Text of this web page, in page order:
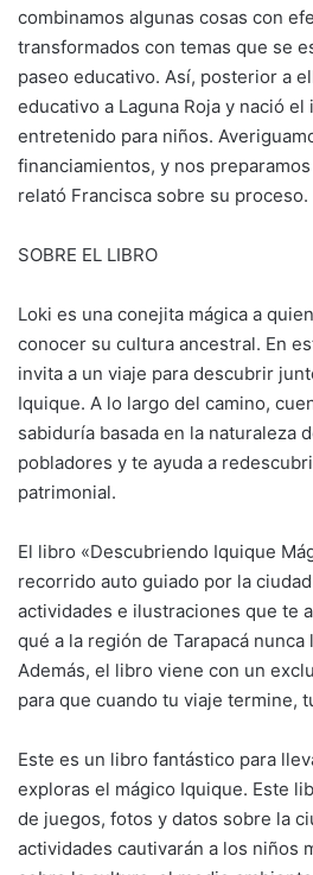
combinamos algunas cosas con
transformados con temas que se
paseo educativo. Así, posterior a
educativo a Laguna Roja y nació
entretenido para niños.
financiamientos, y nos
relató Francisca sobre su proceso.
SOBRE EL LIBRO
Loki es una conejita mágica a
conocer su cultura ancestral. En
invita a un viaje para descubrir
Iquique. A lo largo del camino,
sabiduría basada en la naturaleza
pobladores y te ayuda a
patrimonial.
El libro «Descubriendo Iquique
recorrido auto guiado por la
actividades e ilustraciones que te
qué a la región de Tarapacá
Además, el libro viene con un
para que cuando tu viaje termine,
Este es un libro fantástico para
exploras el mágico Iquique. Este
de juegos, fotos y datos sobre la
actividades cautivarán a los niños